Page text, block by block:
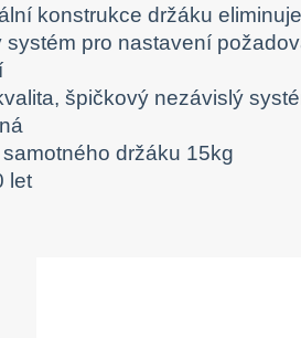
konstrukce držáku
systém pro nastavení
špičkový nezávislý
samotného držáku 15kg
let